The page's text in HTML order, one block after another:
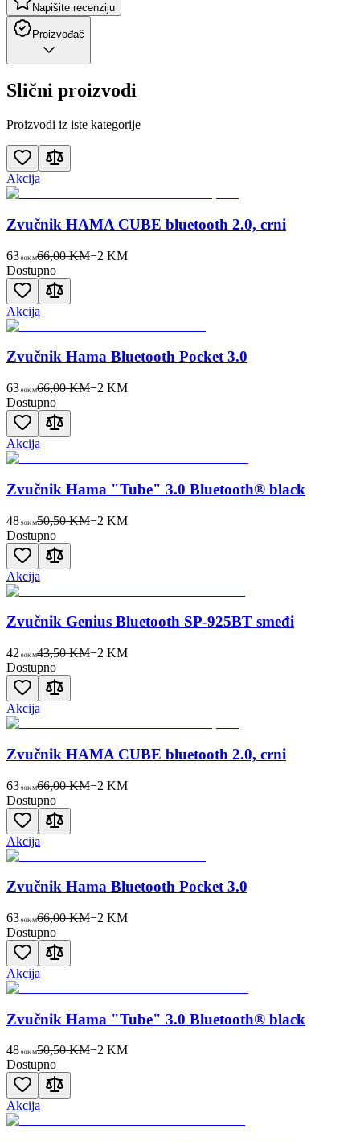
Napišite recenziju
Proizvođač
Slični proizvodi
Proizvodi iz iste kategorije
Akcija
Zvučnik HAMA CUBE bluetooth 2.0, crni
63 90KM66,00 KM−2 KM
Dostupno
Akcija
Zvučnik Hama Bluetooth Pocket 3.0
63 90KM66,00 KM−2 KM
Dostupno
Akcija
Zvučnik Hama "Tube" 3.0 Bluetooth® black
48 90KM50,50 KM−2 KM
Dostupno
Akcija
Zvučnik Genius Bluetooth SP-925BT smeđi
42 00KM43,50 KM−2 KM
Dostupno
Akcija
Zvučnik HAMA CUBE bluetooth 2.0, crni
63 90KM66,00 KM−2 KM
Dostupno
Akcija
Zvučnik Hama Bluetooth Pocket 3.0
63 90KM66,00 KM−2 KM
Dostupno
Akcija
Zvučnik Hama "Tube" 3.0 Bluetooth® black
48 90KM50,50 KM−2 KM
Dostupno
Akcija